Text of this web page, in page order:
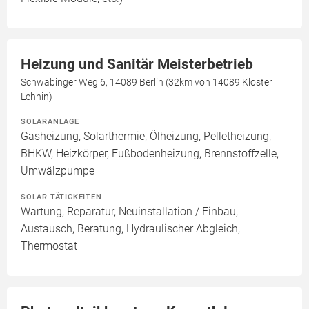
Heizung und Sanitär Meisterbetrieb
Schwabinger Weg 6, 14089 Berlin (32km von 14089 Kloster
Lehnin)
SOLARANLAGE
Gasheizung, Solarthermie, Ölheizung, Pelletheizung,
BHKW, Heizkörper, Fußbodenheizung, Brennstoffzelle,
Umwälzpumpe
SOLAR TÄTIGKEITEN
Wartung, Reparatur, Neuinstallation / Einbau,
Austausch, Beratung, Hydraulischer Abgleich,
Thermostat